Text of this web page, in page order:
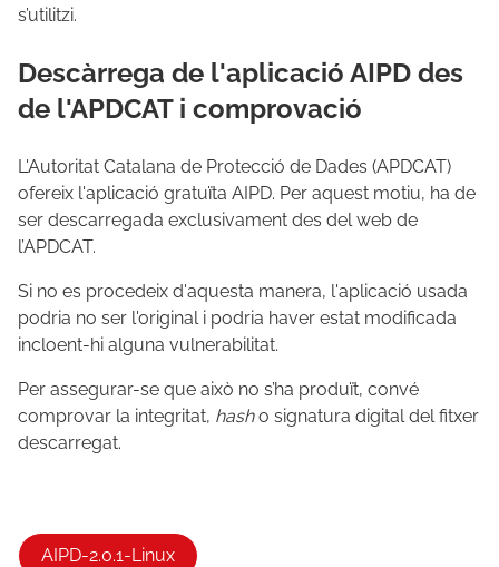
s’utilitzi.
Descàrrega de l'aplicació AIPD des
de l'APDCAT i comprovació
L'Autoritat Catalana de Protecció de Dades (APDCAT)
ofereix l'aplicació gratuïta AIPD. Per aquest motiu, ha de
ser descarregada exclusivament des del web de
l’APDCAT.
Si no es procedeix d'aquesta manera, l'aplicació usada
podria no ser l'original i podria haver estat modificada
incloent-hi alguna vulnerabilitat.
Per assegurar-se que això no s’ha produït, convé
comprovar la integritat, hasho signatura digital del fitxer
descarregat.
AIPD-2.0.1-Linux